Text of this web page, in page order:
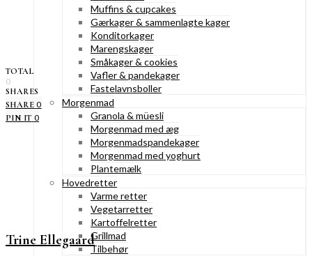
Muffins & cupcakes
Gærkager & sammenlagte kager
Konditorkager
Marengskager
Småkager & cookies
Vafler & pandekager
Fastelavnsboller
Morgenmad
Granola & müesli
Morgenmad med æg
Morgenmadspandekager
Morgenmad med yoghurt
Plantemælk
Hovedretter
Varme retter
Vegetarretter
Kartoffelretter
Grillmad
Tilbehør
TOTAL
0
SHARES
SHARE 0
PIN IT 0
Trine Ellegaard